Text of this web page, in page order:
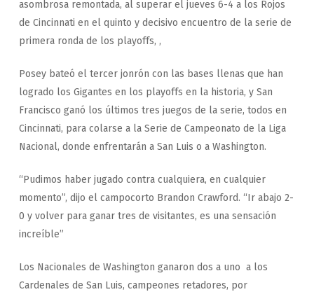
asombrosa remontada, al superar el jueves 6-4 a los Rojos
de Cincinnati en el quinto y decisivo encuentro de la serie de
primera ronda de los playoffs, ,
Posey bateó el tercer jonrón con las bases llenas que han
logrado los Gigantes en los playoffs en la historia, y San
Francisco ganó los últimos tres juegos de la serie, todos en
Cincinnati, para colarse a la Serie de Campeonato de la Liga
Nacional, donde enfrentarán a San Luis o a Washington.
“Pudimos haber jugado contra cualquiera, en cualquier
momento”, dijo el campocorto Brandon Crawford. “Ir abajo 2-
0 y volver para ganar tres de visitantes, es una sensación
increíble”
Los Nacionales de Washington ganaron dos a uno a los
Cardenales de San Luis, campeones retadores, por